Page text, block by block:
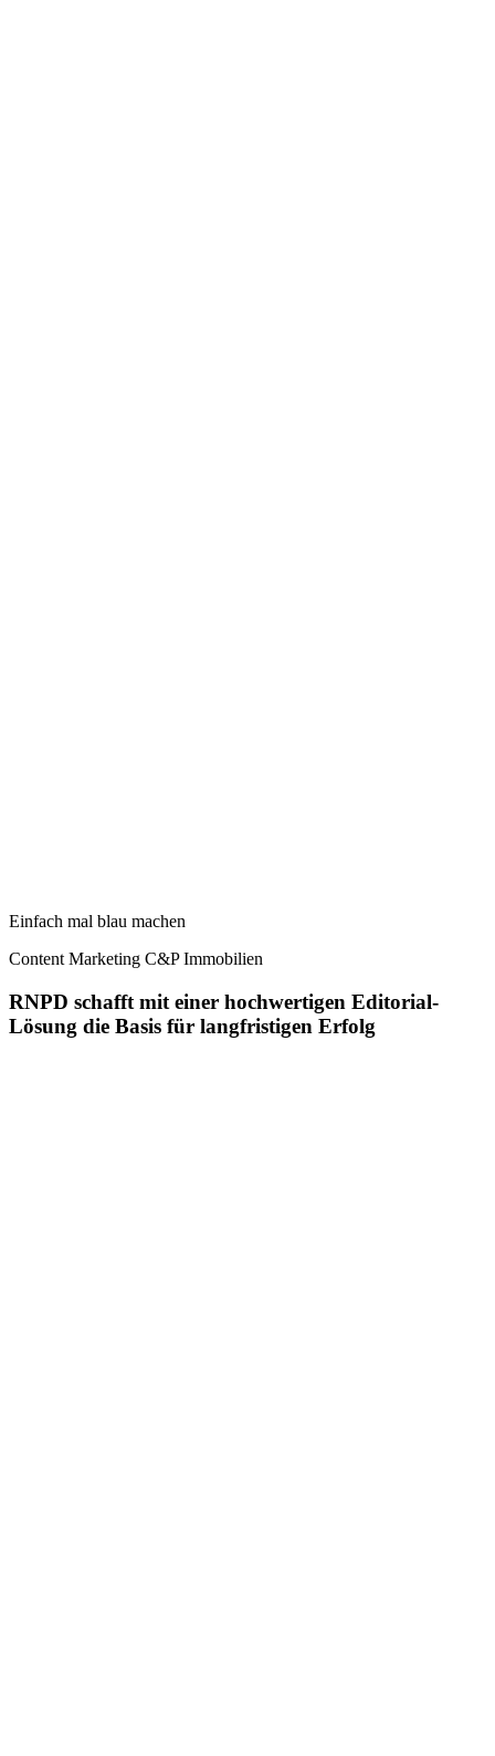
Einfach mal blau machen
Content Marketing C&P Immobilien
RNPD schafft mit einer hochwertigen Editorial-
Lösung die Basis für langfristigen Erfolg